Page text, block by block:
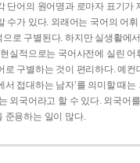
단어의 원어명과 로마자 표기가
수가 있다. 외래어는 국어의 어휘
로 구별된다. 하지만 실생활에
실적으로는 국어사전에 실린 어
로 구별하는 것이 편리하다. 예컨
서 접대하는 남자’를 의미할 때는
외국어라고 할 수 있다. 외국어
준용하는 일이 많다.